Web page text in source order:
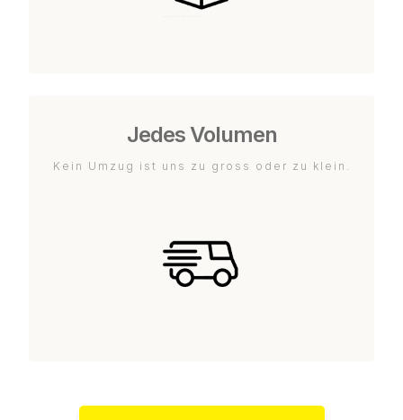
Jedes Volumen
Kein Umzug ist uns zu gross oder zu klein.